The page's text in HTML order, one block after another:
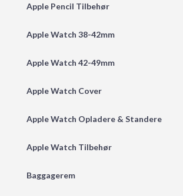
Apple Pencil Tilbehør
Apple Watch 38-42mm
Apple Watch 42-49mm
Apple Watch Cover
Apple Watch Opladere & Standere
Apple Watch Tilbehør
Baggagerem